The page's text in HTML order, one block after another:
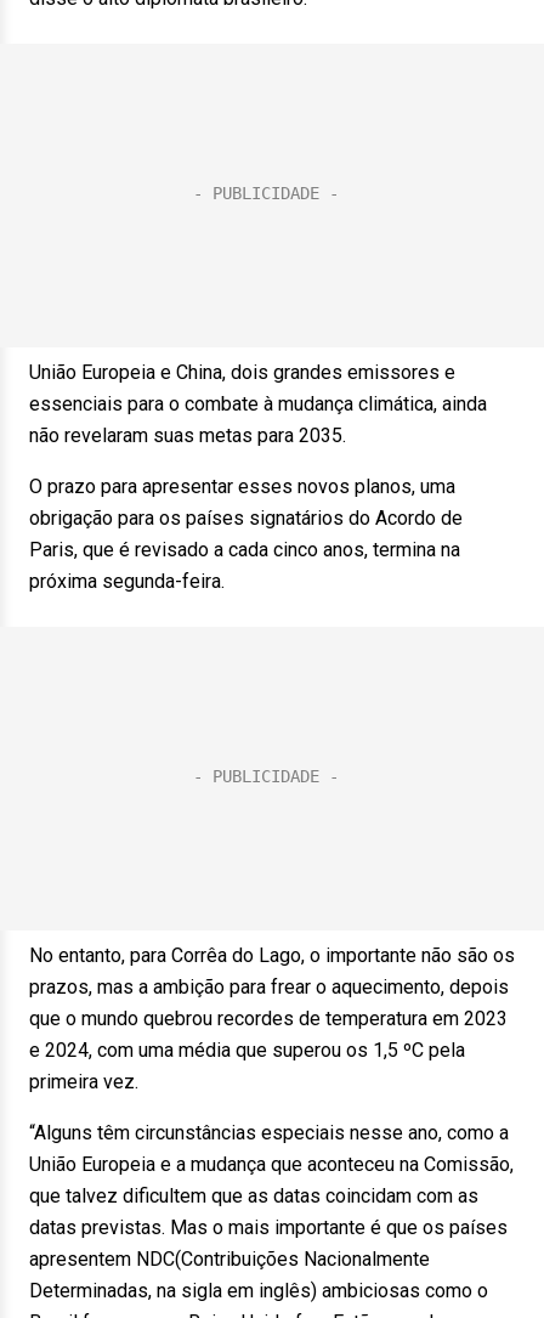
União Europeia e China, dois grandes emissores e
essenciais para o combate à mudança climática, ainda
não revelaram suas metas para 2035.
O prazo para apresentar esses novos planos, uma
obrigação para os países signatários do Acordo de
Paris, que é revisado a cada cinco anos, termina na
próxima segunda-feira.
No entanto, para Corrêa do Lago, o importante não são os
prazos, mas a ambição para frear o aquecimento, depois
que o mundo quebrou recordes de temperatura em 2023
e 2024, com uma média que superou os 1,5 ºC pela
primeira vez.
“Alguns têm circunstâncias especiais nesse ano, como a
União Europeia e a mudança que aconteceu na Comissão,
que talvez dificultem que as datas coincidam com as
datas previstas. Mas o mais importante é que os países
apresentem NDC(Contribuições Nacionalmente
Determinadas, na sigla em inglês) ambiciosas como o